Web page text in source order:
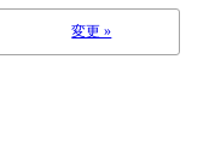
変更 »